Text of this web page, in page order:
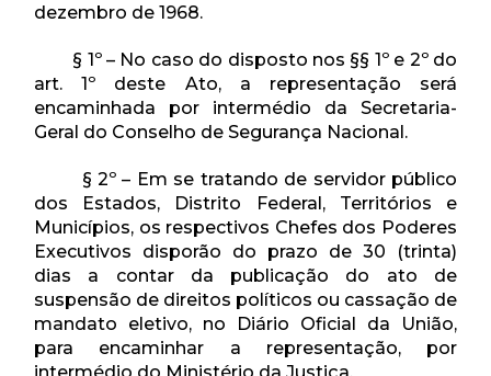
dezembro de 1968.
§ 1º – No caso do disposto nos §§ 1º e 2º do
art. 1º deste Ato, a representação será
encaminhada por intermédio da Secretaria-
Geral do Conselho de Segurança Nacional.
§ 2º – Em se tratando de servidor público
dos Estados, Distrito Federal, Territórios e
Municípios, os respectivos Chefes dos Poderes
Executivos disporão do prazo de 30 (trinta)
dias a contar da publicação do ato de
suspensão de direitos políticos ou cassação de
mandato eletivo, no Diário Oficial da União,
para encaminhar a representação, por
intermédio do Ministério da Justiça.